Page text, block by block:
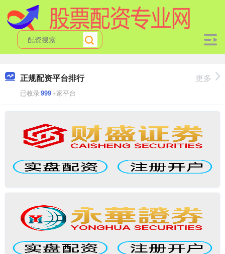
正规配资平台排行
已收录999+家平台
更多